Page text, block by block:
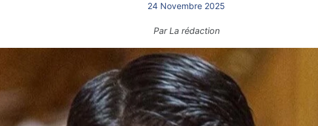
24 Novembre 2025
ParLa rédaction